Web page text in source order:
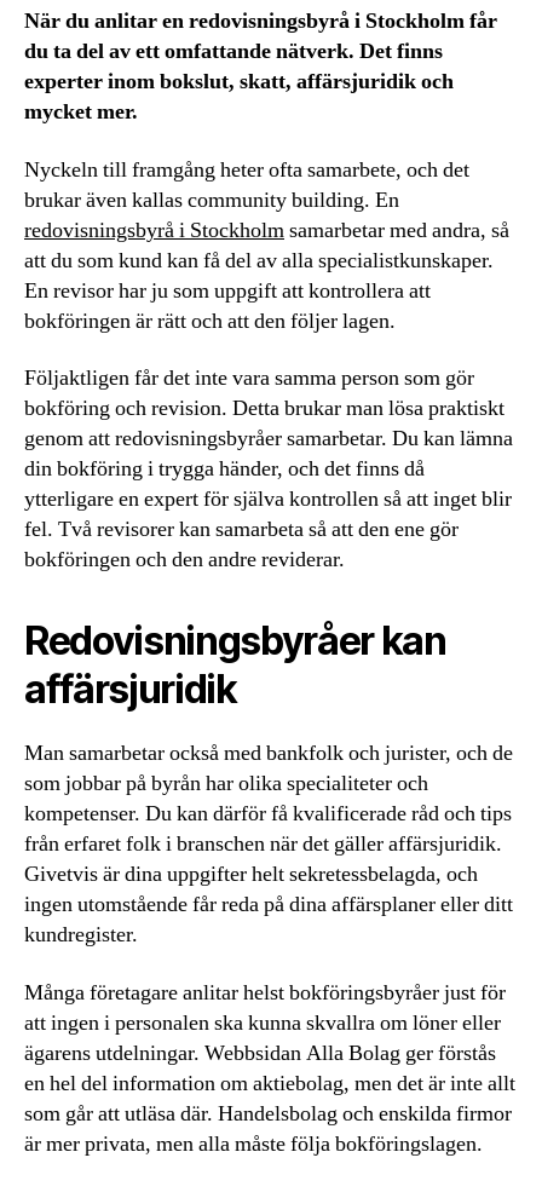
När du anlitar en redovisningsbyrå i Stockholm får
du ta del av ett omfattande nätverk. Det finns
experter inom bokslut, skatt, affärsjuridik och
mycket mer.
Nyckeln till framgång heter ofta samarbete, och det
brukar även kallas community building. En
redovisningsbyrå i Stockholmsamarbetar med andra, så
att du som kund kan få del av alla specialistkunskaper.
En revisor har ju som uppgift att kontrollera att
bokföringen är rätt och att den följer lagen.
Följaktligen får det inte vara samma person som gör
bokföring och revision. Detta brukar man lösa praktiskt
genom att redovisningsbyråer samarbetar. Du kan lämna
din bokföring i trygga händer, och det finns då
ytterligare en expert för själva kontrollen så att inget blir
fel. Två revisorer kan samarbeta så att den ene gör
bokföringen och den andre reviderar.
Redovisningsbyråer kan
affärsjuridik
Man samarbetar också med bankfolk och jurister, och de
som jobbar på byrån har olika specialiteter och
kompetenser. Du kan därför få kvalificerade råd och tips
från erfaret folk i branschen när det gäller affärsjuridik.
Givetvis är dina uppgifter helt sekretessbelagda, och
ingen utomstående får reda på dina affärsplaner eller ditt
kundregister.
Många företagare anlitar helst bokföringsbyråer just för
att ingen i personalen ska kunna skvallra om löner eller
ägarens utdelningar. Webbsidan Alla Bolag ger förstås
en hel del information om aktiebolag, men det är inte allt
som går att utläsa där. Handelsbolag och enskilda firmor
är mer privata, men alla måste följa bokföringslagen.